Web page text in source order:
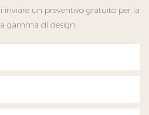
un preventivo gratuito per la
gamma di design!